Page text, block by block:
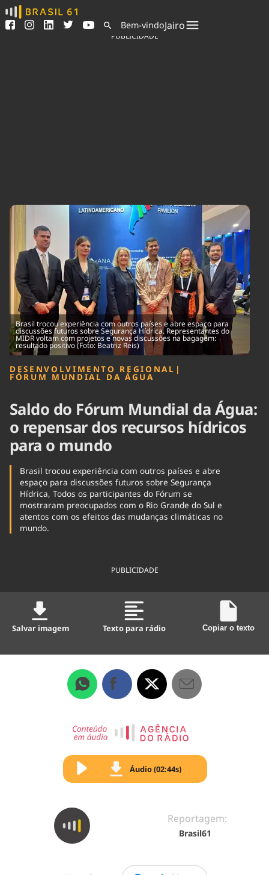
Ver todas as notícias
Podcasts
Indicadores
Agronegócios
Brasil Mineral
Ciência &
Tecnologia
Cinema
Comportamento
Cultura
Economia
Educação
Infraestrutura
Internacional
Meio Ambiente
Política
Saúde
Tempo
Bem-vindoJairo
PUBLICIDADE
Brasil trocou experiência com outros países e abre espaço para
discussões futuros sobre Segurança Hídrica. Representantes do
MIDR voltam com projetos e novas discussões na bagagem:
resultado positivo (Foto: Beatriz Reis)
DESENVOLVIMENTO REGIONAL |
FÓRUM MUNDIAL DA ÁGUA
Saldo do Fórum Mundial da Água:
o repensar dos recursos hídricos
para o mundo
Brasil trocou experiência com outros países e abre
espaço para discussões futuros sobre Segurança
Hídrica, Todos os participantes do Fórum se
mostraram preocupados com o Rio Grande do Sul e
atentos com os efeitos das mudanças climáticas no
mundo.
PUBLICIDADE
Salvar imagem Texto para rádio Copiar o texto
Áudio (02:44s)
Reportagem:
Brasil61